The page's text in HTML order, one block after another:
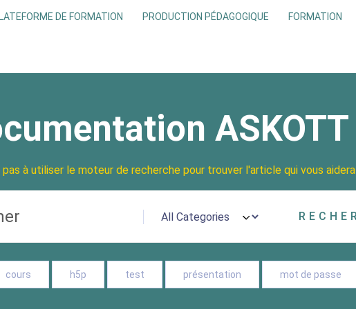
DE FORMATION PRODUCTION PÉDAGOGIQUE FORMATION
ASKOTT
à utiliser le moteur de recherche pour trouver l'article qui vous aidera
cours h5p test présentation mot de passe